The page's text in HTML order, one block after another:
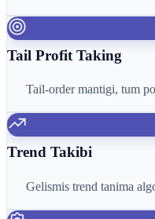
Tail Profit Taking
Tail-order mantigi, tum
Trend Takibi
Gelismis trend tanima